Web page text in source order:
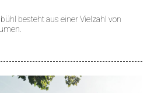
besteht aus einer Vielzahl von